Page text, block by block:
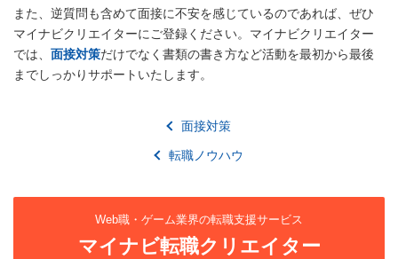
また、逆質問も含めて面接に不安を感じているのであれば、ぜひ
マイナビクリエイターにご登録ください。マイナビクリエイター
では、 面接対策だけでなく書類の書き方など活動を最初から最後
までしっかりサポートいたします。
面接対策
転職ノウハウ
Web職・ゲーム業界の転職支援サービス
マイナビ転職クリエイター